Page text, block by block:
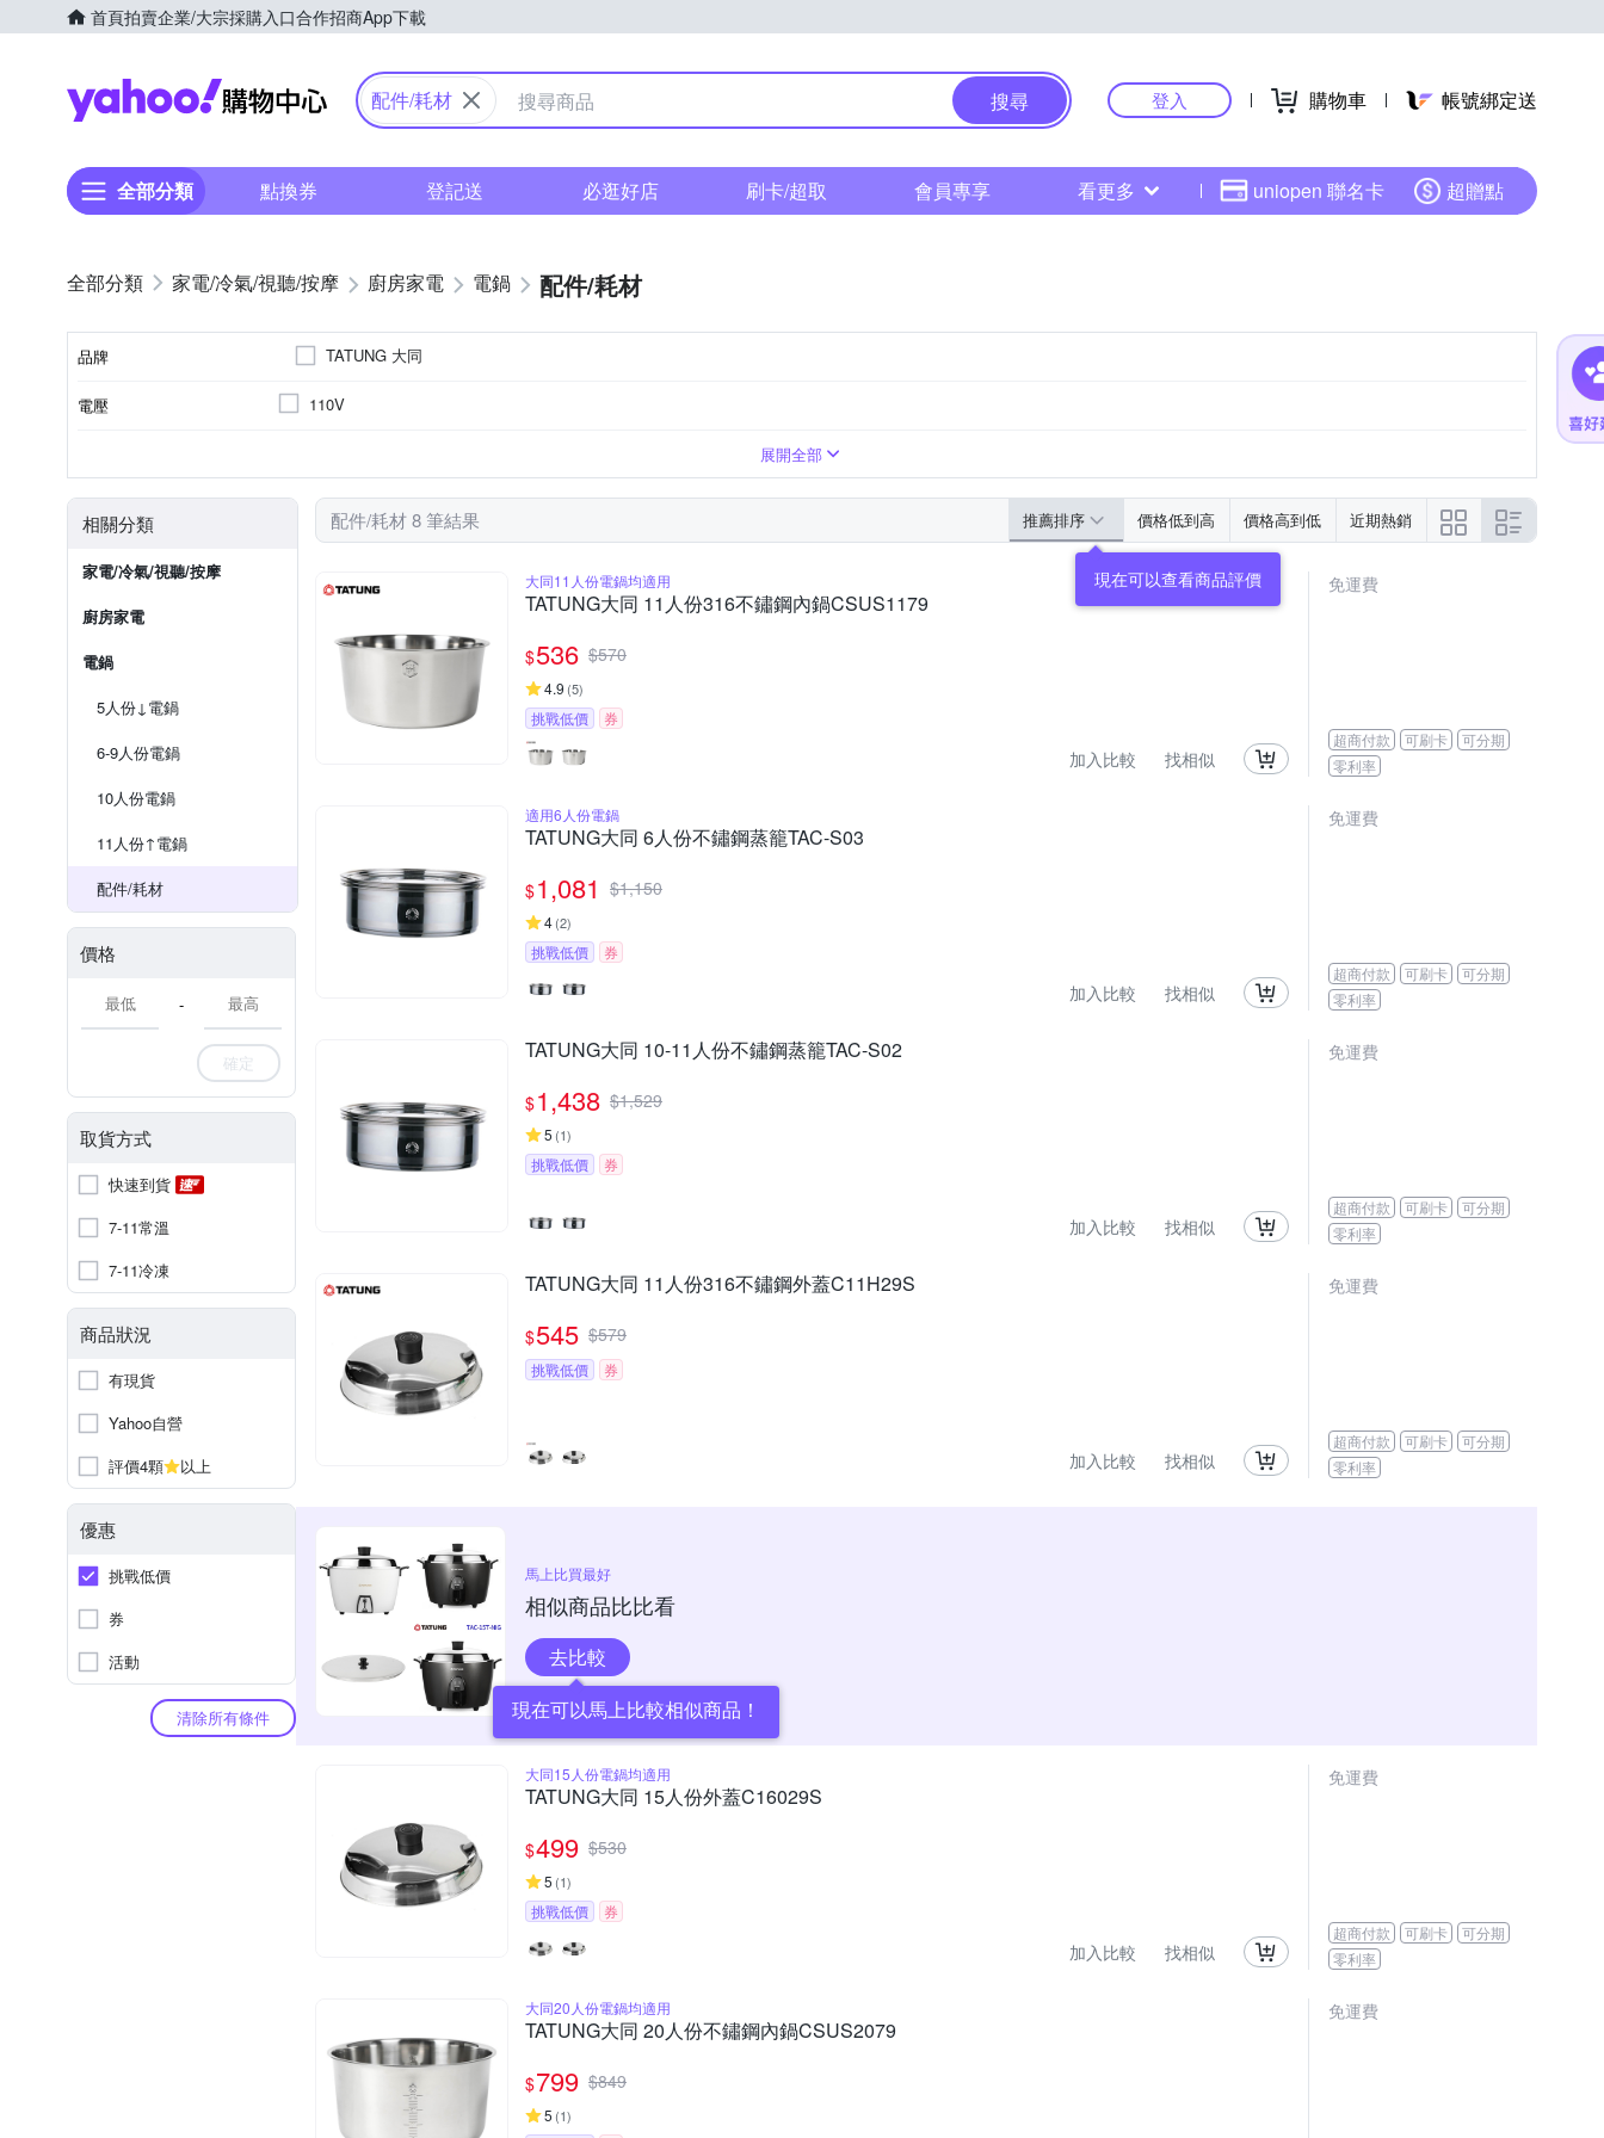
首頁拍賣企業/大宗採購入口合作招商App下載
Yahoo購物中心
配件/耗材 搜尋 登入 購物車 帳號綁定送
全部分類 點換券 登記送 必逛好店 刷卡/超取 會員專享 看更多 uniopen 聯名卡 超贈點
家電/冷氣/視聽/按摩 廚房家電 電鍋 配件/耗材
品牌 TATUNG 大同
電壓 110V
展開全部
相關分類
家電/冷氣/視聽/按摩
廚房家電
電鍋
5人份↓電鍋
6-9人份電鍋
10人份電鍋
11人份↑電鍋
配件/耗材
價格
-
確定
取貨方式
快速到貨
7-11常溫
7-11冷凍
商品狀況
有現貨
Yahoo自營
評價4顆
以上
優惠
挑戰低價
券
活動
清除所有條件
配件/耗材 8 筆結果 推薦排序 價格低到高 價格高到低 近期熱銷
現在可以查看商品評價
大同11人份電鍋均適用
TATUNG大同 11人份316不鏽鋼內鍋CSUS1179
$536 $570
4.9 (5)
挑戰低價 券
加入比較 找相似
免運費
超商付款 可刷卡
可分期
零利率
適用6人份電鍋
TATUNG大同 6人份不鏽鋼蒸籠TAC-S03
$1,081 $1,150
4(2)
挑戰低價 券
加入比較 找相似
免運費
超商付款 可刷卡
可分期
零利率
TATUNG大同 10-11人份不鏽鋼蒸籠TAC-S02
$1,438 $1,529
5 (1)
挑戰低價 券
加入比較 找相似
免運費
超商付款 可刷卡
可分期
零利率
TATUNG大同 11人份316不鏽鋼外蓋C11H29S
$545 $579
挑戰低價 券
加入比較 找相似
免運費
超商付款 可刷卡
可分期
零利率
馬上比買最好
相似商品比比看
去比較
現在可以馬上比較相似商品！
大同15人份電鍋均適用
TATUNG大同 15人份外蓋C16029S
$499 $530
5 (1)
挑戰低價 券
加入比較 找相似
免運費
超商付款 可刷卡
可分期
零利率
大同20人份電鍋均適用
TATUNG大同 20人份不鏽鋼內鍋CSUS2079
$799 $849
5 (1)
免運費